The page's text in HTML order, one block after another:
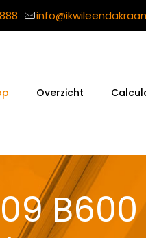
Overzicht